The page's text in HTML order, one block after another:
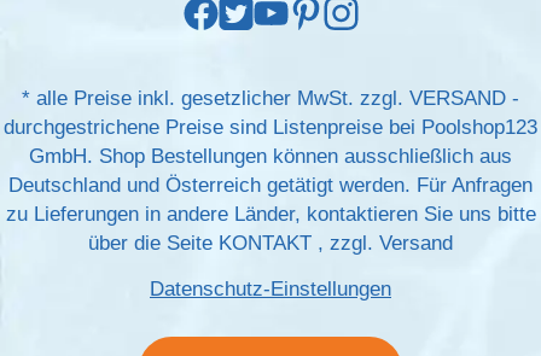
* alle Preise inkl. gesetzlicher MwSt. zzgl. VERSAND -
durchgestrichene Preise sind Listenpreise bei Poolshop123
GmbH. Shop Bestellungen können ausschließlich aus
Deutschland und Österreich getätigt werden. Für Anfragen
zu Lieferungen in andere Länder, kontaktieren Sie uns bitte
über die Seite KONTAKT , zzgl. Versand
Datenschutz-Einstellungen